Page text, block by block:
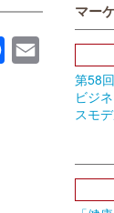
FacebookEmail
マー
第58
ビジ
スモ